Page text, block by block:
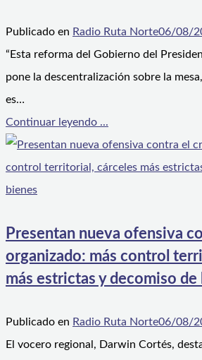
Publicado en Radio Ruta Norte06/08/
“Esta reforma del Gobierno del
pone la descentralización sobre la
es…
Continuar leyendo ...
Presentan nueva ofensiva
organizado: más control
más estrictas y decomiso de
Publicado en Radio Ruta Norte06/08/
El vocero regional, Darwin Cortés,